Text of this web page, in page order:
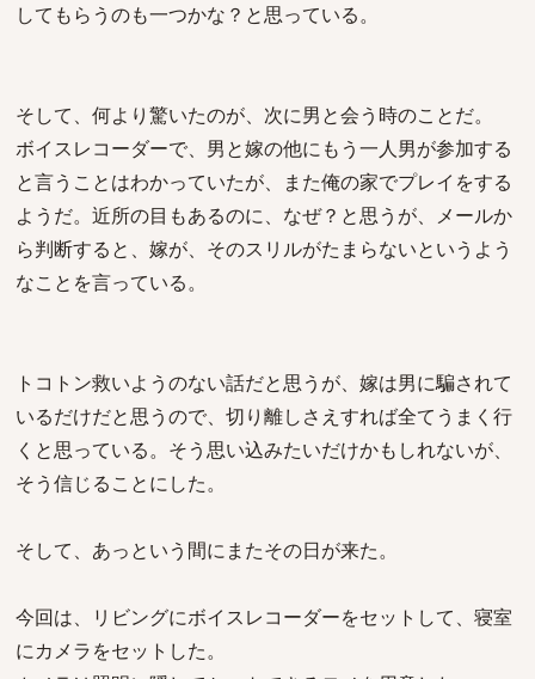
してもらうのも一つかな？と思っている。
そして、何より驚いたのが、次に男と会う時のことだ。
ボイスレコーダーで、男と嫁の他にもう一人男が参加する
と言うことはわかっていたが、また俺の家でプレイをする
ようだ。近所の目もあるのに、なぜ？と思うが、メールか
ら判断すると、嫁が、そのスリルがたまらないというよう
なことを言っている。
トコトン救いようのない話だと思うが、嫁は男に騙されて
いるだけだと思うので、切り離しさえすれば全てうまく行
くと思っている。そう思い込みたいだけかもしれないが、
そう信じることにした。
そして、あっという間にまたその日が来た。
今回は、リビングにボイスレコーダーをセットして、寝室
にカメラをセットした。